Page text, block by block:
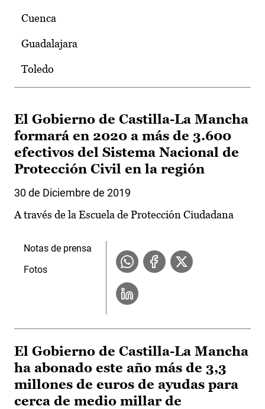
Cuenca
Guadalajara
Toledo
El Gobierno de Castilla-La Mancha
formará en 2020 a más de 3.600
efectivos del Sistema Nacional de
Protección Civil en la región
30 de Diciembre de 2019
A través de la Escuela de Protección Ciudadana
Notas de prensa
Fotos
El Gobierno de Castilla-La Mancha
ha abonado este año más de 3,3
millones de euros de ayudas para
cerca de medio millar de